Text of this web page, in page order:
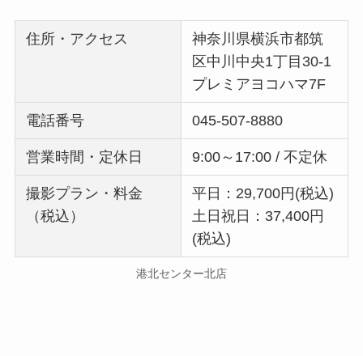
住所・アクセス
神奈川県横浜市都筑
区中川中央1丁目30-1
プレミアヨコハマ7F
電話番号 045-507-8880
営業時間・定休日 9:00～17:00 / 不定休
撮影プラン・料金
（税込）
平日：29,700円(税込)
土日祝日：37,400円
(税込)
港北センター北店